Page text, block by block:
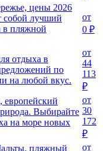
цены 2026
собой лучший
в пляжной
от
0 ₽
отдыха в
по
на любой вкус.
от
44
113
₽
европейский
Выбирайте
на море новых
от
30
172
₽
пляжный
от